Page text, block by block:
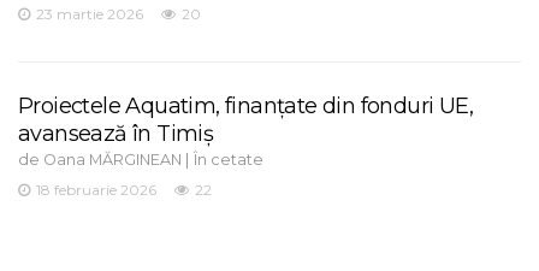
23 martie 2026
20
Proiectele Aquatim, finanțate din fonduri UE,
avansează în Timiș
de Oana MĂRGINEAN | În cetate
18 februarie 2026
22